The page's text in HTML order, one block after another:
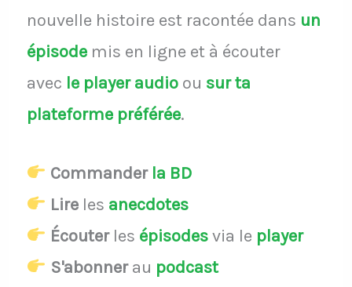
nouvelle histoire est racontée dans un
épisodemis en ligne et à écouter
avec le player audio ou sur ta
plateforme préférée.
Commander la BD
Lireles anecdotes
Écouterles épisodesvia le player
S'abonnerau podcast